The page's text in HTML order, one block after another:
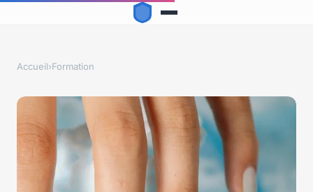
Accueil›Formation